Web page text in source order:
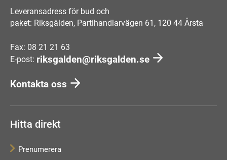
Leveransadress för bud och
paket: Riksgälden, Partihandlarvägen 61, 120 44 Årsta
Fax: 08 21 21 63
E-post: riksgalden@riksgalden.se
Kontakta oss
Hitta direkt
Prenumerera